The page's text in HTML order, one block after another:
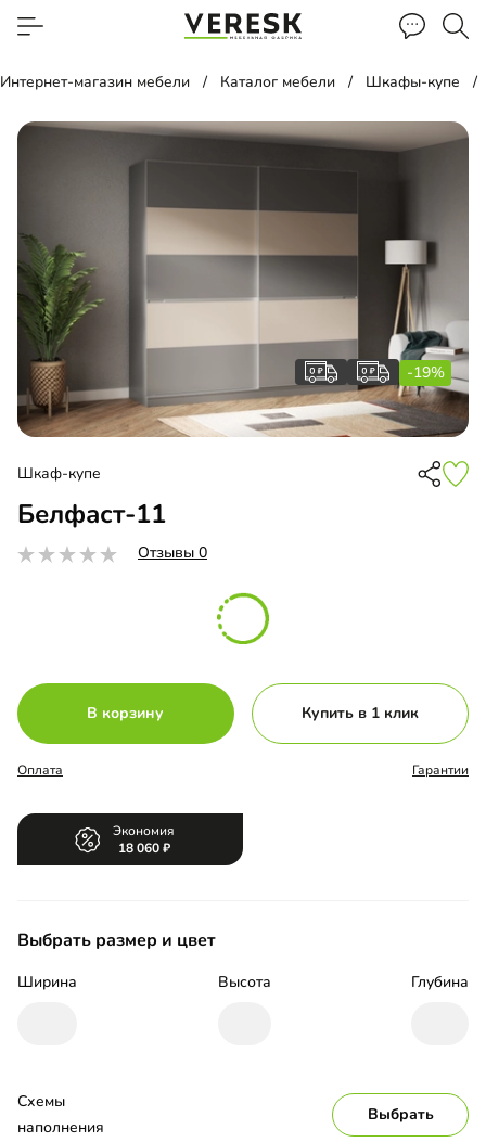
Интернет-магазин мебели Каталог мебели Шкафы-купе
-19%
Шкаф-купе
Белфаст-11
Отзывы 0
В корзину Купить в 1 клик
Оплата Гарантии
Экономия
18 060
Выбрать размер и цвет
Ширина Высота Глубина
Схемы
наполнения
Выбрать